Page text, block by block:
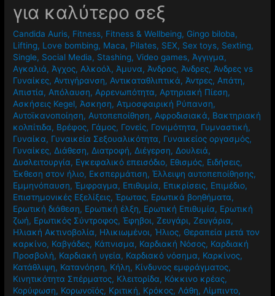
για καλύτερο σεξ
Candida Auris, Fitness, Fitness & Wellbeing, Gingo biloba,
Lifting, Love bombing, Maca, Pilates, SEX, Sex toys, Sexting,
Single, Social Media, Stashing,Video games, Άγγιγμα,
Αγκαλιά, Άγχος, Αλκοόλ, Άμυνα, Άνδρας, Άνδρες, Άνδρες vs
Γυναίκες, Αντιγήρανση, Αντικαταθλιπτικά, Άντρες, Απάτη,
Απιστία, Απόλαυση, Αρρενωπότητα, Αρτηριακή Πίεση,
Ασκήσεις Kegel, Άσκηση, Ατμοσφαιρική Ρύπανση,
Αυτοϊκανοποίηση, Αυτοπεποίθηση, Αφροδισιακά, Βακτηριακή
κολπίτιδα, Βρέφος, Γάμος, Γονείς, Γονιμότητα, Γυμναστική,
Γυναίκα, Γυναικεία Σεξουαλικότητα, Γυναικείος οργασμός,
Γυναίκες, Διάθεση, Διατροφή, Διέγερση, Δουλειά,
Δυσλειτουργία, Εγκεφαλικό επεισόδιο, Εθισμός, Ειδήσεις,
Έκθεση στον ήλιο, Εκσπερμάτιση,Έλλειψη αυτοπεποίθησης,
Εμμηνόπαυση,Έμφραγμα, Επιθυμία, Επικρίσεις, Επιμέδιο,
Επιστημονικές Εξελίξεις,Έρωτας, Ερωτικά βοηθήματα,
Ερωτική διάθεση, Ερωτική έλξη, Ερωτική Επιθυμία, Ερωτική
ζωή, Ερωτικός Σύντροφος,Έφηβοι,Ζευγάρι,Ζευγάρια,
Ηλιακή Ακτινοβολία, Ηλικιωμένοι, Ήλιος, Θεραπεία μετά τον
καρκίνο, Καβγάδες, Κάπνισμα, Καρδιακή Νόσος, Καρδιακή
Προσβολή, Καρδιακή υγεία, Καρδιακό νόσημα, Καρκίνος,
Κατάθλιψη, Κατανόηση, Κήλη, Κίνδυνος εμφράγματος,
Κινητικότητα Σπέρματος, Κλειτορίδα, Κόκκινο κρέας,
Κορύφωση, Κορωνοϊός, Κριτική, Κρόκος, Λάθη, Λίμπιντο,